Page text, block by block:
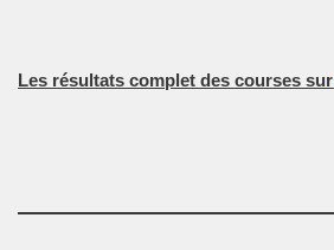
Les résultats complet des courses sur